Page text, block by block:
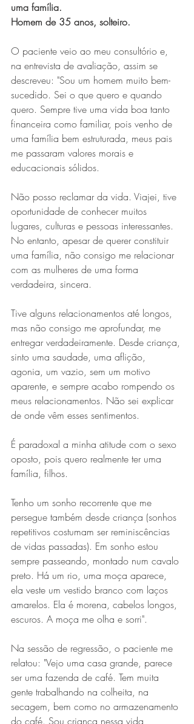
uma família.
Homem de 35 anos, solteiro.
O paciente veio ao meu consultório e,
na entrevista de avaliação, assim se
descreveu: "Sou um homem muito bem-
sucedido. Sei o que quero e quando
quero. Sempre tive uma vida boa tanto
financeira como familiar, pois venho de
uma família bem estruturada, meus pais
me passaram valores morais e
educacionais sólidos.
Não posso reclamar da vida. Viajei, tive
oportunidade de conhecer muitos
lugares, culturas e pessoas interessantes.
No entanto, apesar de querer constituir
uma família, não consigo me relacionar
com as mulheres de uma forma
verdadeira, sincera.
Tive alguns relacionamentos até longos,
mas não consigo me aprofundar, me
entregar verdadeiramente. Desde criança,
sinto uma saudade, uma aflição,
agonia, um vazio, sem um motivo
aparente, e sempre acabo rompendo os
meus relacionamentos. Não sei explicar
de onde vêm esses sentimentos.
É paradoxal a minha atitude com o sexo
oposto, pois quero realmente ter uma
família, filhos.
Tenho um sonho recorrente que me
persegue também desde criança (sonhos
repetitivos costumam ser reminiscências
de vidas passadas). Em sonho estou
sempre passeando, montado num cavalo
preto. Há um rio, uma moça aparece,
ela veste um vestido branco com laços
amarelos. Ela é morena, cabelos longos,
escuros. A moça me olha e sorri".
Na sessão de regressão, o paciente me
relatou: "Vejo uma casa grande, parece
ser uma fazenda de café. Tem muita
gente trabalhando na colheita, na
secagem, bem como no armazenamento
do café. Sou criança nessa vida